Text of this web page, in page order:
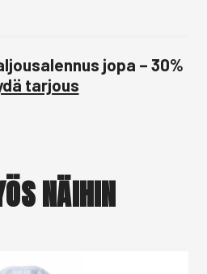
jopa – 30%
tarjous
NÄIHIN